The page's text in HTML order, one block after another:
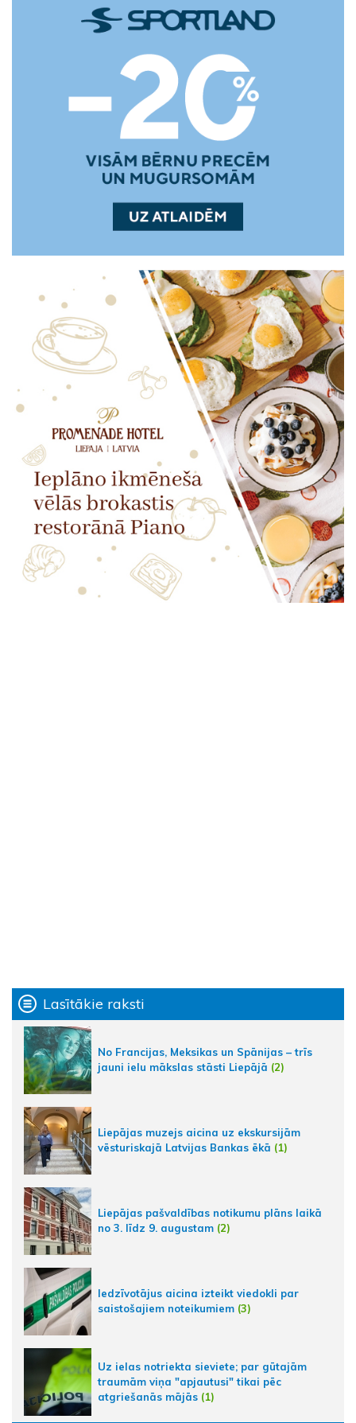
Lasītākie raksti
No Francijas, Meksikas un Spānijas – trīs
jauni ielu mākslas stāsti Liepājā (2)
Liepājas muzejs aicina uz ekskursijām
vēsturiskajā Latvijas Bankas ēkā (1)
Liepājas pašvaldības notikumu plāns laikā
no 3. līdz 9. augustam (2)
Iedzīvotājus aicina izteikt viedokli par
saistošajiem noteikumiem (3)
Uz ielas notriekta sieviete; par gūtajām
traumām viņa "apjautusi" tikai pēc
atgriešanās mājās (1)